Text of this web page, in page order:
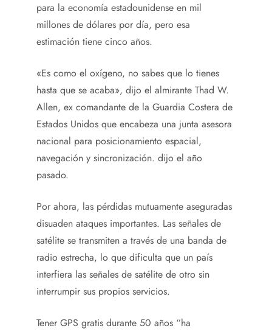
para la economía estadounidense en mil
millones de dólares por día, pero esa
estimación tiene cinco años.
«Es como el oxígeno, no sabes que lo tienes
hasta que se acaba», dijo el almirante Thad W.
Allen, ex comandante de la Guardia Costera de
Estados Unidos que encabeza una junta asesora
nacional para posicionamiento espacial,
navegación y sincronización. dijo el año
pasado.
Por ahora, las pérdidas mutuamente aseguradas
disuaden ataques importantes. Las señales de
satélite se transmiten a través de una banda de
radio estrecha, lo que dificulta que un país
interfiera las señales de satélite de otro sin
interrumpir sus propios servicios.
Tener GPS gratis durante 50 años “ha